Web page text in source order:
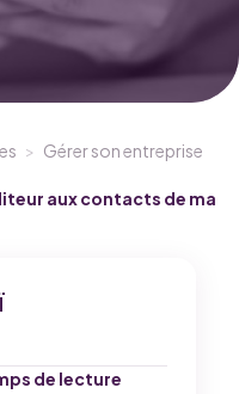
> Gérer son entreprise
aux contacts de ma
de lecture